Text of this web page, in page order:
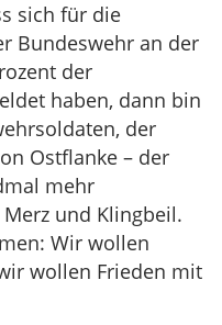
sich für die
Bundeswehr an der
der
haben, dann bin
der
Ostflanke – der
mehr
und Klingbeil.
Wir wollen
wollen Frieden mit